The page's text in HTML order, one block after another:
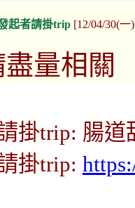
起者請掛trip [12/04/30(
量相關
掛trip: 腸道
掛trip: